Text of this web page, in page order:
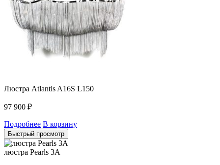
Люстра Atlantis A16S L150
97 900 ₽
Подробнее В корзину
Быстрый просмотр
люстра Pearls 3A